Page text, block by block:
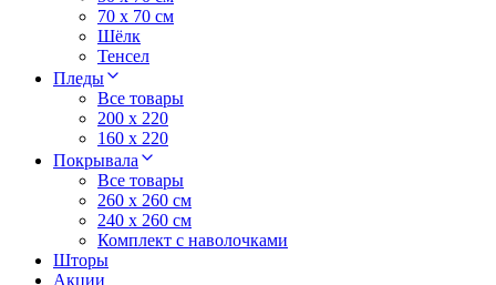
70 x 70 см
Шёлк
Тенсел
Пледы
Все товары
200 х 220
160 х 220
Покрывала
Все товары
260 x 260 см
240 х 260 см
Комплект с наволочками
Шторы
Акции